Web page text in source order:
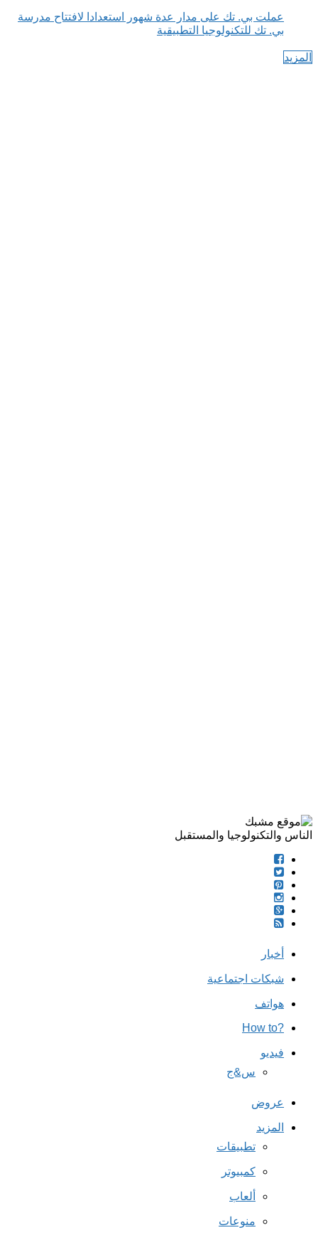
عملت بي. تك على مدار عدة شهور استعدادا لافتتاح مدرسة
بي. تك للتكنولوجيا التطبيقية
المزيد
الناس والتكنولوجيا والمستقبل
أخبار
شبكات اجتماعية
هواتف
?How to
فيديو
س&ج
عروض
المزيد
تطبيقات
كمبيوتر
ألعاب
منوعات